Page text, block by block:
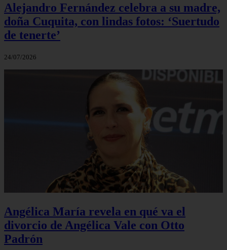
Alejandro Fernández celebra a su madre,
doña Cuquita, con lindas fotos: ‘Suertudo
de tenerte’
24/07/2026
Angélica María revela en qué va el
divorcio de Angélica Vale con Otto
Padrón